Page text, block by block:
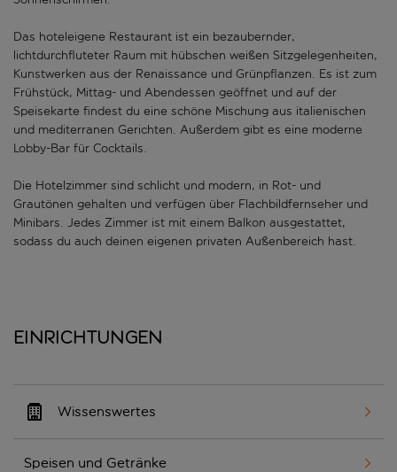
Das hoteleigene Restaurant ist ein bezaubernder,
lichtdurchfluteter Raum mit hübschen weißen Sitzgelegenheiten,
Kunstwerken aus der Renaissance und Grünpflanzen. Es ist zum
Frühstück, Mittag- und Abendessen geöffnet und auf der
Speisekarte findest du eine schöne Mischung aus italienischen
und mediterranen Gerichten. Außerdem gibt es eine moderne
Lobby-Bar für Cocktails.
Die Hotelzimmer sind schlicht und modern, in Rot- und
Grautönen gehalten und verfügen über Flachbildfernseher und
Minibars. Jedes Zimmer ist mit einem Balkon ausgestattet,
sodass du auch deinen eigenen privaten Außenbereich hast.
Einrichtungen
Wissenswertes
Speisen und Getränke